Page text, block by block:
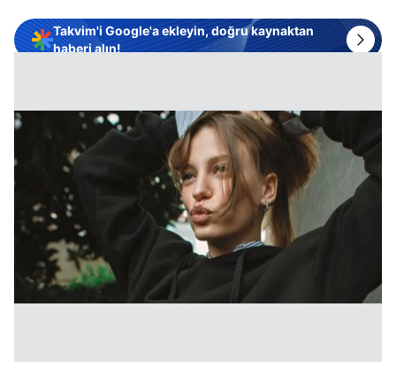
Takvim'i Google'a ekleyin, doğru kaynaktan
haberi alın!